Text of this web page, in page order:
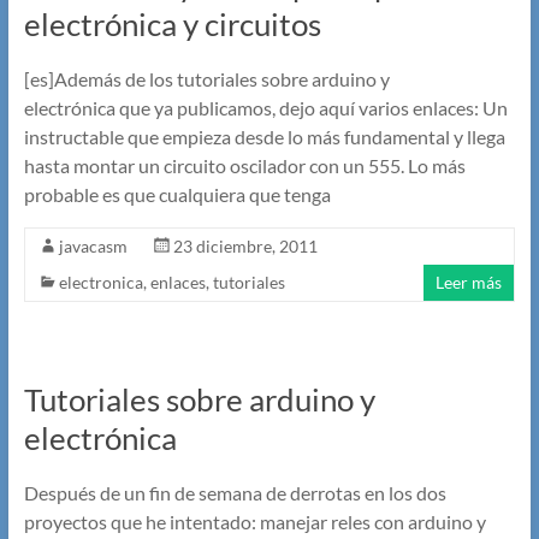
electrónica y circuitos
[es]Además de los tutoriales sobre arduino y
electrónica que ya publicamos, dejo aquí varios enlaces: Un
instructable que empieza desde lo más fundamental y llega
hasta montar un circuito oscilador con un 555. Lo más
probable es que cualquiera que tenga
javacasm
23 diciembre, 2011
electronica, enlaces, tutoriales Leer más
Tutoriales sobre arduino y
electrónica
Después de un fin de semana de derrotas en los dos
proyectos que he intentado: manejar reles con arduino y